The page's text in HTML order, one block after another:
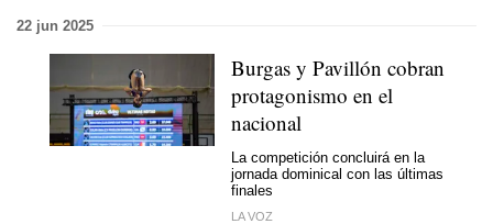
22 jun 2025
Burgas y Pavillón cobran
protagonismo en el
nacional
La competición concluirá en la
jornada dominical con las últimas
finales
LA VOZ